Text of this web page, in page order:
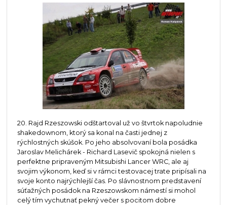
20. Rajd Rzeszowski odštartoval už vo štvrtok napoludnie
shakedownom, ktorý sa konal na časti jednej z
rýchlostných skúšok. Po jeho absolvovaní bola posádka
Jaroslav Melichárek - Richard Lasevič spokojná nielen s
perfektne pripraveným Mitsubishi Lancer WRC, ale aj
svojim výkonom, keď si v rámci testovacej trate pripísali na
svoje konto najrýchlejší čas. Po slávnostnom predstavení
súťažných posádok na Rzeszowskom námestí si mohol
celý tím vychutnať pekný večer s pocitom dobre